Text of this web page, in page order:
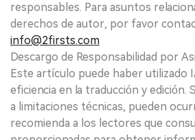
responsables. Para asuntos
derechos de autor, por favor
info@2firsts.com
Descargo de Responsabilidad por
Este artículo puede haber utilizado
eficiencia en la traducción y edición.
a limitaciones técnicas, pueden
recomienda a los lectores que